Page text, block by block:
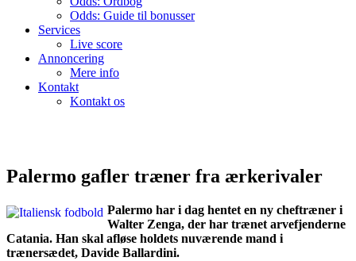
Odds: Guide til bonusser
Services
Live score
Annoncering
Mere info
Kontakt
Kontakt os
Palermo gafler træner fra ærkerivaler
Palermo har i dag hentet en ny cheftræner i
Walter Zenga, der har trænet arvefjenderne
Catania. Han skal afløse holdets nuværende mand i
trænersædet, Davide Ballardini.